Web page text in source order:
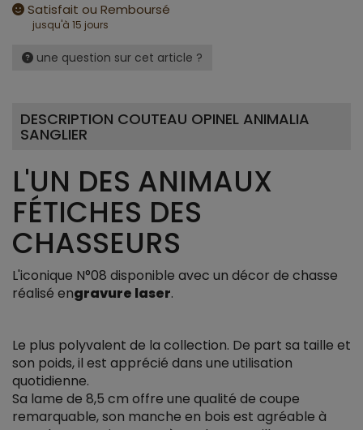
Satisfait ou Remboursé
jusqu'à 15 jours
une question sur cet article ?
DESCRIPTION COUTEAU OPINEL ANIMALIA
SANGLIER
L'UN DES ANIMAUX
FÉTICHES DES
CHASSEURS
L'iconique N°08 disponible avec un décor de chasse
réalisé engravure laser.
Le plus polyvalent de la collection. De part sa taille et
son poids, il est apprécié dans une utilisation
quotidienne.
Sa lame de 8,5 cm offre une qualité de coupe
remarquable, son manche en bois est agréable à